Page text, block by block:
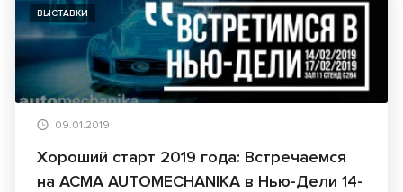
ВЫСТАВКИ
09.01.2019
Хороший старт 2019 года: Встречаемся
на ACMA AUTOMECHANIKA в Нью-Дели 14-